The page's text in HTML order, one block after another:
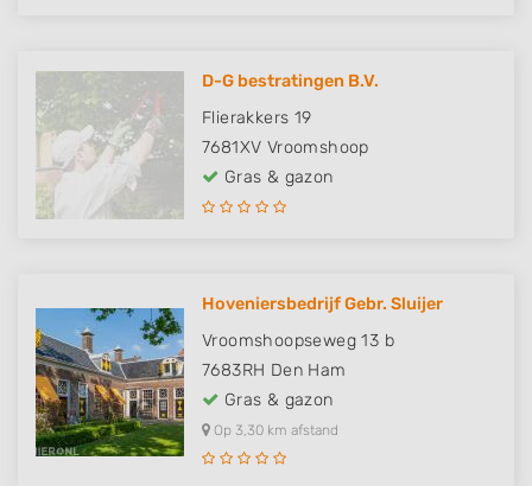
D-G bestratingen B.V.
Flierakkers 19
7681XV Vroomshoop
Gras & gazon
Hoveniersbedrijf Gebr. Sluijer
Vroomshoopseweg 13 b
7683RH Den Ham
Gras & gazon
Op 3,30 km afstand